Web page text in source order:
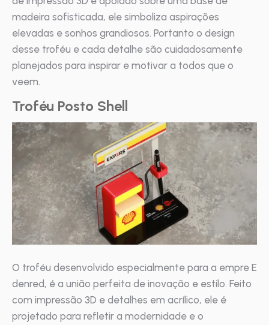
madeira sofisticada, ele simboliza aspirações
elevadas e sonhos grandiosos. Portanto o design
desse troféu e cada detalhe são cuidadosamente
planejados para inspirar e motivar a todos que o
veem.
Troféu Posto Shell
O troféu desenvolvido especialmente para a empre E
denred, é a união perfeita de inovação e estilo. Feito
com impressão 3D e detalhes em acrílico, ele é
projetado para refletir a modernidade e o